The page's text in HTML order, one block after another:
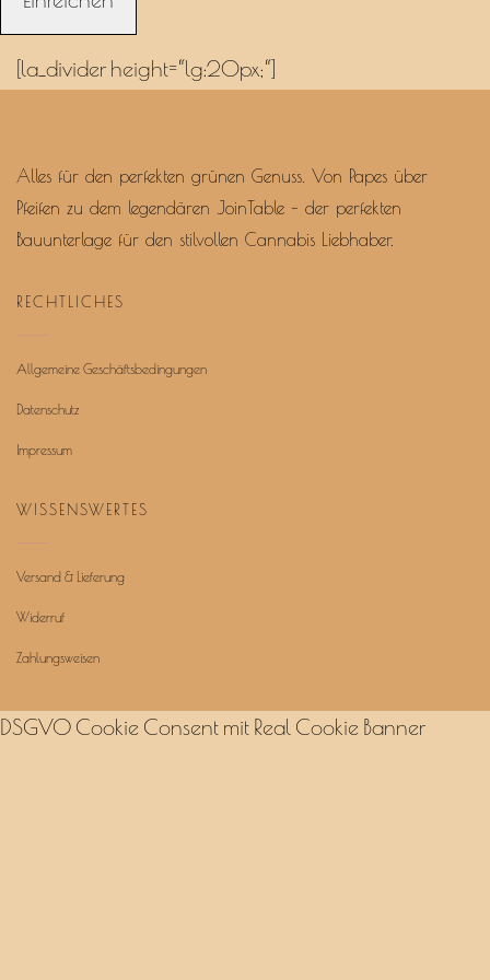
[la_divider height=“lg:20px;“]
Alles für den perfekten grünen Genuss. Von Papes über
Pfeifen zu dem legendären JoinTable – der perfekten
Bauunterlage für den stilvollen Cannabis Liebhaber.
RECHTLICHES
Allgemeine Geschäftsbedingungen
Datenschutz
Impressum
WISSENSWERTES
Versand & Lieferung
Widerruf
Zahlungsweisen
DSGVO Cookie Consent mit Real Cookie Banner